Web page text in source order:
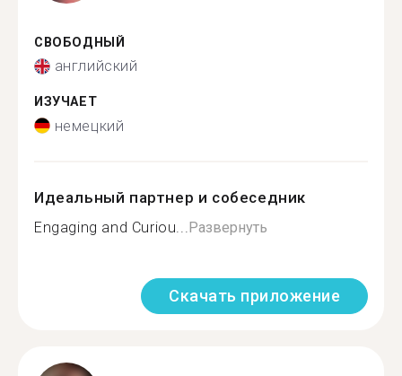
СВОБОДНЫЙ
английский
ИЗУЧАЕТ
немецкий
Идеальный партнер и собеседник
Engaging and Curiou... Развернуть
Скачать приложение